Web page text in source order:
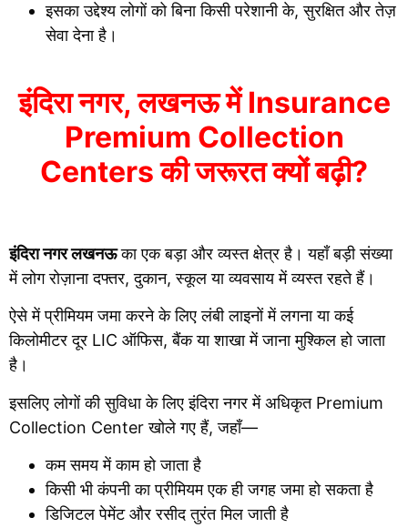
इसका उद्देश्य लोगों को बिना किसी परेशानी के, सुरक्षित और तेज़
सेवा देना है।
इंदिरा नगर, लखनऊ में Insurance
Premium Collection
Centers की जरूरत क्यों बढ़ी?
इंदिरा नगर लखनऊका एक बड़ा और व्यस्त क्षेत्र है। यहाँ बड़ी संख्या
में लोग रोज़ाना दफ्तर, दुकान, स्कूल या व्यवसाय में व्यस्त रहते हैं।
ऐसे में प्रीमियम जमा करने के लिए लंबी लाइनों में लगना या कई
किलोमीटर दूर LIC ऑफिस, बैंक या शाखा में जाना मुश्किल हो जाता
है।
इसलिए लोगों की सुविधा के लिए इंदिरा नगर में अधिकृत Premium
Collection Center खोले गए हैं, जहाँ—
कम समय में काम हो जाता है
किसी भी कंपनी का प्रीमियम एक ही जगह जमा हो सकता है
डिजिटल पेमेंट और रसीद तुरंत मिल जाती है